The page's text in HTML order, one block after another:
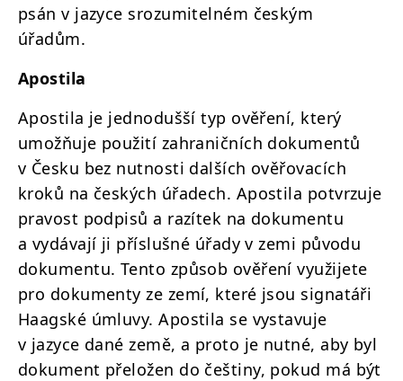
psán v jazyce srozumitelném českým
úřadům.
Apostila
Apostila je jednodušší typ ověření, který
umožňuje použití zahraničních dokumentů
v Česku bez nutnosti dalších ověřovacích
kroků na českých úřadech. Apostila potvrzuje
pravost podpisů a razítek na dokumentu
a vydávají ji příslušné úřady v zemi původu
dokumentu. Tento způsob ověření využijete
pro dokumenty ze zemí, které jsou signatáři
Haagské úmluvy. Apostila se vystavuje
v jazyce dané země, a proto je nutné, aby byl
dokument přeložen do češtiny, pokud má být